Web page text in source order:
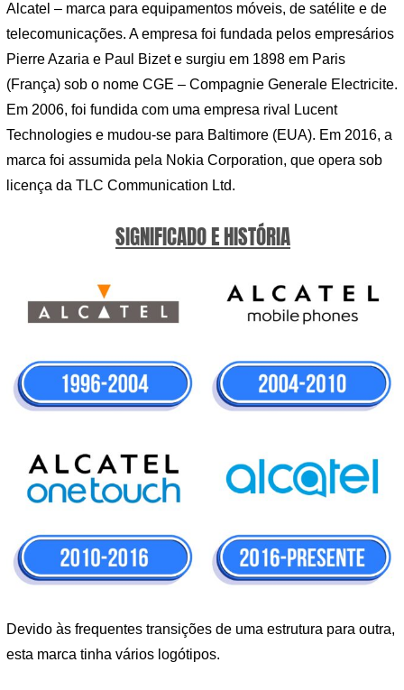
Alcatel – marca para equipamentos móveis, de satélite e de
telecomunicações. A empresa foi fundada pelos empresários
Pierre Azaria e Paul Bizet e surgiu em 1898 em Paris
(França) sob o nome CGE – Compagnie Generale Electricite.
Em 2006, foi fundida com uma empresa rival Lucent
Technologies e mudou-se para Baltimore (EUA). Em 2016, a
marca foi assumida pela Nokia Corporation, que opera sob
licença da TLC Communication Ltd.
SIGNIFICADO E HISTÓRIA
Devido às frequentes transições de uma estrutura para outra,
esta marca tinha vários logótipos.